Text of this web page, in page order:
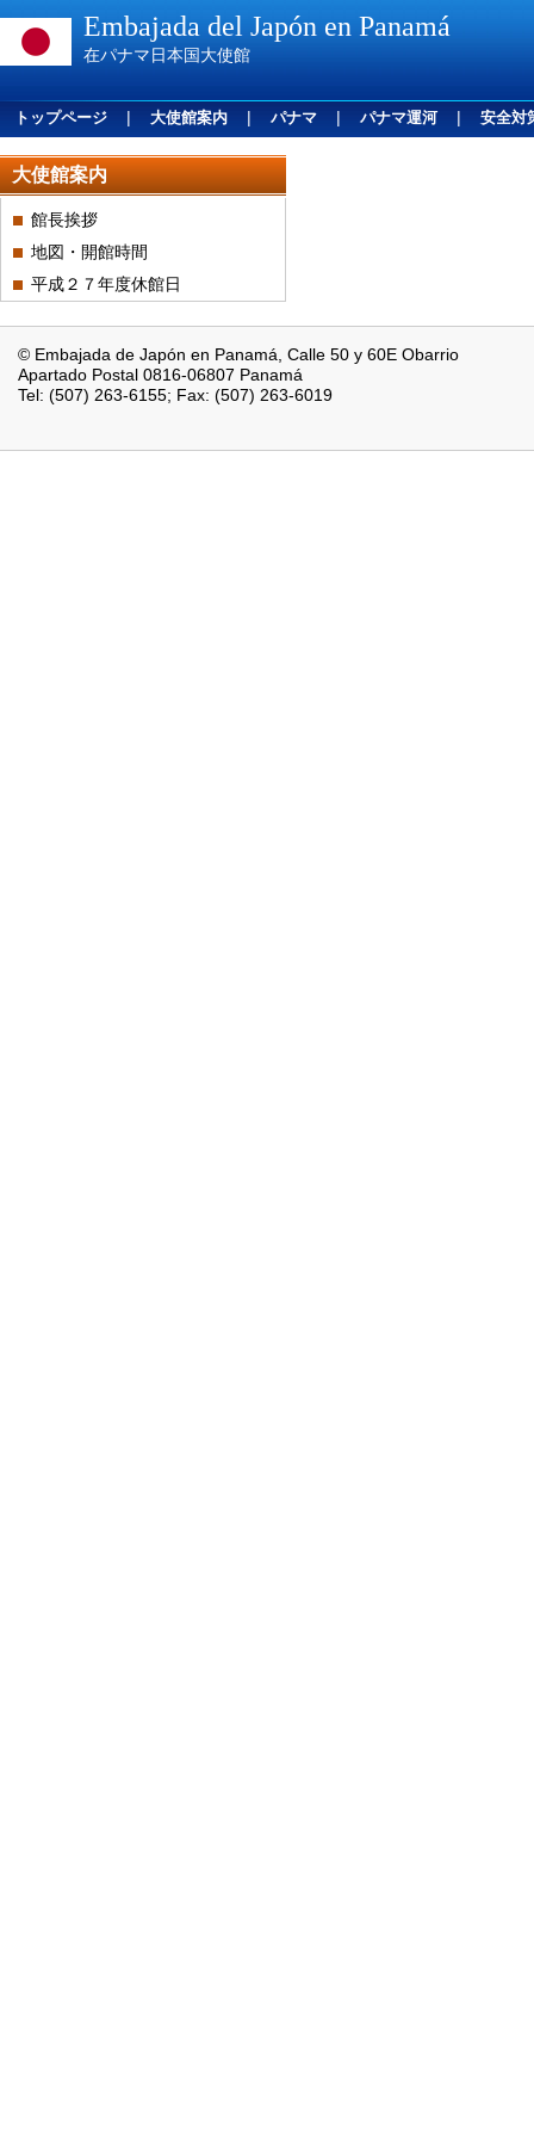
Embajada del Japón en Panamá
在パナマ日本国大使館
トップページ | 大使館案内 | パナマ | パナマ運河 | 安全対
大使館案内
館長挨拶
地図・開館時間
平成２７年度休館日
© Embajada de Japón en Panamá, Calle 50 y 60E Obarrio
Apartado Postal 0816-06807 Panamá
Tel: (507) 263-6155; Fax: (507) 263-6019